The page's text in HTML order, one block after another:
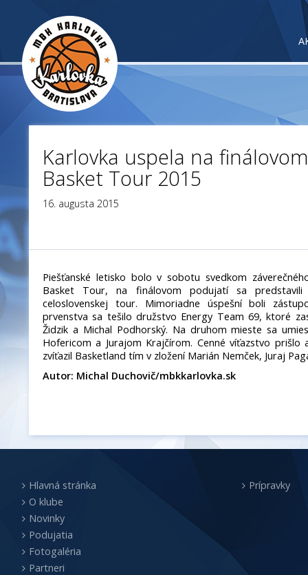
Karlovka uspela na
Basket Tour 2015
16. augusta 2015
Piešťanské letisko bolo v sobotu svedkom
Basket Tour, na finálovom podujatí sa
celoslovenskej tour. Mimoriadne úspešní boli
prvenstva sa tešilo družstvo Energy Team 69, ktoré
Židzik a Michal Podhorský. Na druhom mieste sa
Hofericom a Jurajom Krajčírom. Cenné víťazstvo
zvíťazil Basketland tím v zložení Marián Nemček, Juraj
Autor: Michal Duchovič/mbkkarlovka.sk
Hlavná stránka
O klube
Novinky
Podujatia
Fotogaléria
Partneri
Prípravky